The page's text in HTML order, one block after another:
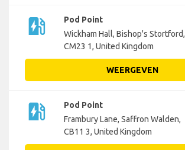
ev_station
Pod Point
Wickham Hall, Bishop's Stortford,
CM23 1, United Kingdom
WEERGEVEN
ev_station
Pod Point
Frambury Lane, Saffron Walden,
CB11 3, United Kingdom